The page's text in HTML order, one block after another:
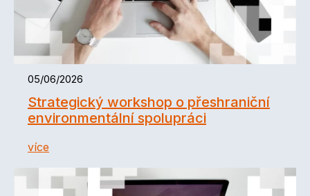
05/06/2026
Strategický workshop o přeshraniční
environmentální spolupráci
více